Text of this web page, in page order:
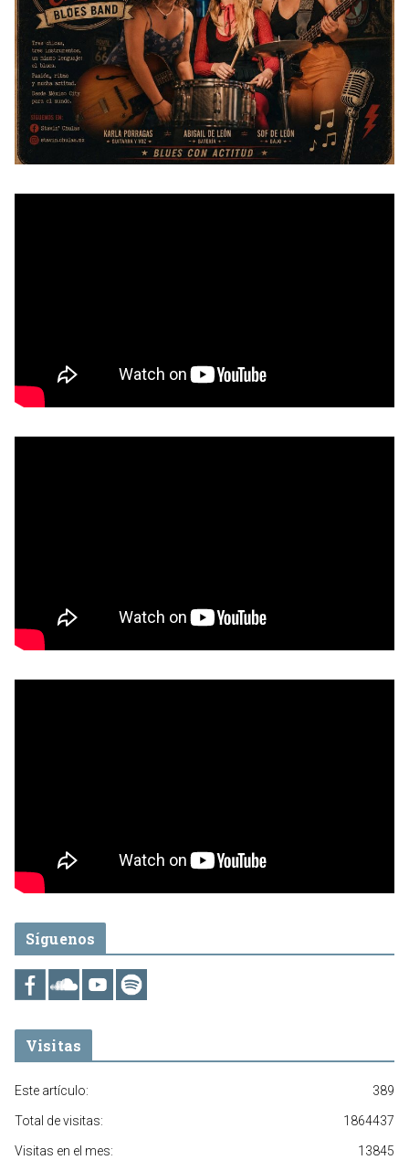
Síguenos
Visitas
389
Este artículo:
1864437
Total de visitas:
13845
Visitas en el mes: